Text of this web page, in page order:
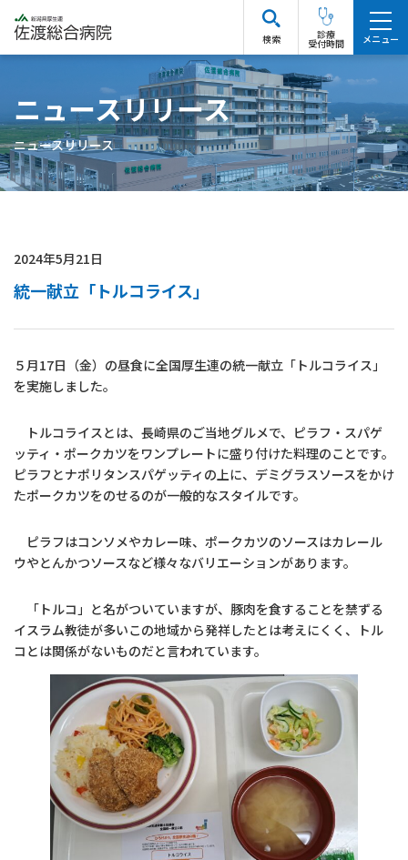
検索 診療
受付時間
ニュースリリース
ニュースリリース
2024年5月21日
統一献立「トルコライス」
５月17日（金）の昼食に全国厚生連の統一献立「トルコライス」
を実施しました。
トルコライスとは、長崎県のご当地グルメで、ピラフ・スパゲ
ッティ・ポークカツをワンプレートに盛り付けた料理のことです。
ピラフとナポリタンスパゲッティの上に、デミグラスソースをかけ
たポークカツをのせるのが一般的なスタイルです。
ピラフはコンソメやカレー味、ポークカツのソースはカレール
ウやとんかつソースなど様々なバリエーションがあります。
「トルコ」と名がついていますが、豚肉を食することを禁ずる
イスラム教徒が多いこの地域から発祥したとは考えにくく、トル
コとは関係がないものだと言われています。